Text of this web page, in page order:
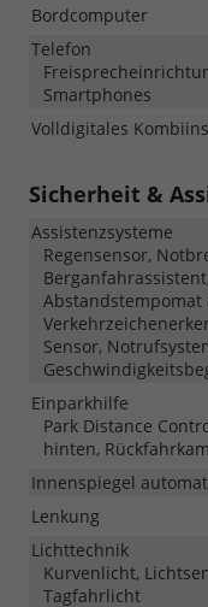
Bordcomputer
Telefon
Smartphones
Volldigitales
Sicherheit &
Assistenzsysteme
Regensensor,
Abstandstempomat
Sensor,
Einparkhilfe
Park Distance
hinten,
Innenspiegel
Lenkung
Lichttechnik
Kurvenlicht,
Tagfahrlicht